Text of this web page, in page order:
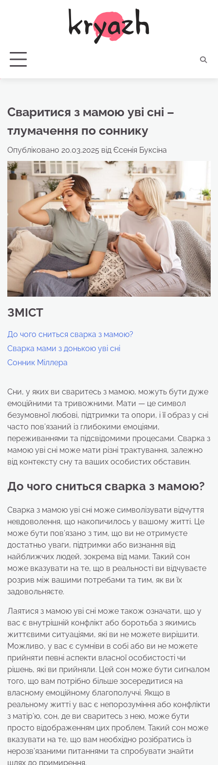
Сваритися з мамою уві сні –
тлумачення по соннику
Опубліковано 20.03.2025 від Єсенія Буксіна
ЗМІСТ
До чого сниться сварка з мамою?
Сварка мами з донькою уві сні
Сонник Міллера
Сни, у яких ви сваритесь з мамою, можуть бути дуже
емоційними та тривожними. Мати — це символ
безумовної любові, підтримки та опори, і її образ у сні
часто пов’язаний із глибокими емоціями,
переживаннями та підсвідомими процесами. Сварка з
мамою уві сні може мати різні трактування, залежно
від контексту сну та ваших особистих обставин.
До чого сниться сварка з мамою?
Сварка з мамою уві сні може символізувати відчуття
невдоволення, що накопичилось у вашому житті. Це
може бути пов’язано з тим, що ви не отримуєте
достатньо уваги, підтримки або визнання від
найближчих людей, зокрема від мами. Такий сон
може вказувати на те, що в реальності ви відчуваєте
розрив між вашими потребами та тим, як ви їх
задовольняєте.
Лаятися з мамою уві сні може також означати, що у
вас є внутрішній конфлікт або боротьба з якимись
життєвими ситуаціями, які ви не можете вирішити.
Можливо, у вас є сумніви в собі або ви не можете
прийняти певні аспекти власної особистості чи
рішень, які ви прийняли. Цей сон може бути сигналом
того, що вам потрібно більше зосередитися на
власному емоційному благополуччі. Якщо в
реальному житті у вас є непорозуміння або конфлікти
з матір’ю, сон, де ви сваритесь з нею, може бути
просто відображенням цих проблем. Такий сон може
вказувати на те, що вам необхідно розібратись із
нерозв’язаними питаннями та спробувати знайти
шлях до примирення.